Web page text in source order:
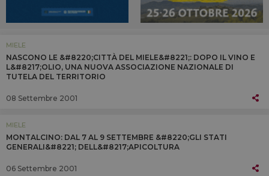
LA CANTINA DI WINENEWS
WINENEWS TV
MIELE
NASCONO LE &#8220;CITTÀ DEL MIELE&#8221;: DOPO IL VINO E
L&#8217;OLIO, UNA NUOVA ASSOCIAZIONE NAZIONALE DI
TUTELA DEL TERRITORIO
08 Settembre 2001
MIELE
MONTALCINO: DAL 7 AL 9 SETTEMBRE &#8220;GLI STATI
GENERALI&#8221; DELL&#8217;APICOLTURA
06 Settembre 2001